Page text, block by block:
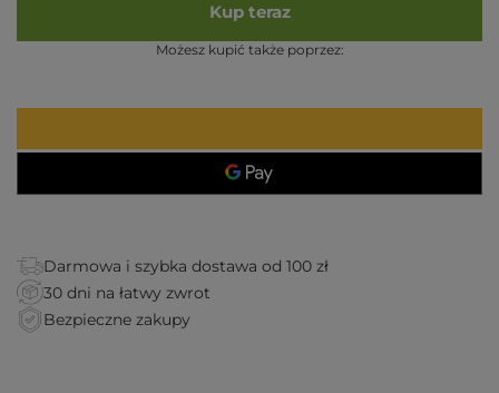
Kup teraz
Możesz kupić także poprzez:
Darmowa i szybka dostawa od 100 zł
30 dni na łatwy zwrot
Bezpieczne zakupy